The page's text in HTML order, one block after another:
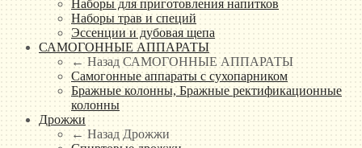
Наборы для приготовления напитков
Наборы трав и специй
Эссенции и дубовая щепа
САМОГОННЫЕ АППАРАТЫ
← Назад САМОГОННЫЕ АППАРАТЫ
Самогонные аппараты с сухопарником
Бражные колонны, Бражные ректификационные
колонны
Дрожжи
← Назад Дрожжи